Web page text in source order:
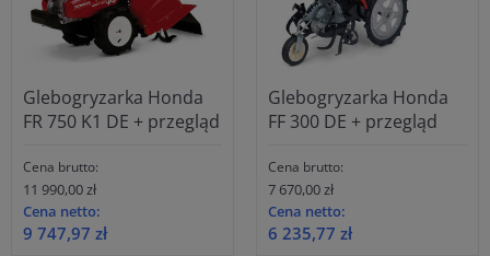
Glebogryzarka Honda
FR 750 K1 DE + przegląd
Cena brutto:
11 990,00 zł
Cena netto:
9 747,97 zł
Glebogryzarka Honda
FF 300 DE + przegląd
Cena brutto:
7 670,00 zł
Cena netto:
6 235,77 zł